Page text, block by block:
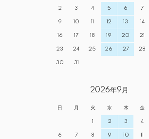
2 3 4 5 6 7
9 10 11 12 13 14
16 17 18 19 20 21
23 24 25 26 27 28
30 31
2026年9月
日 月 火 水 木 金
1 2 3 4
6 7 8 9 10 11